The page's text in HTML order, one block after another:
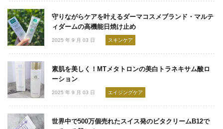
守りながらケアを叶えるダーマコスメブランド・マルテ
ィダームの高機能日焼け止め
2025 年 9 月 03 日 スキンケア
素肌を美しく！MTメタトロンの美白トラネキサム酸ロ
ーション
2025 年 9 月 03 日 エイジングケア
世界中で500万個売れたスイス発のビタクリームB12で